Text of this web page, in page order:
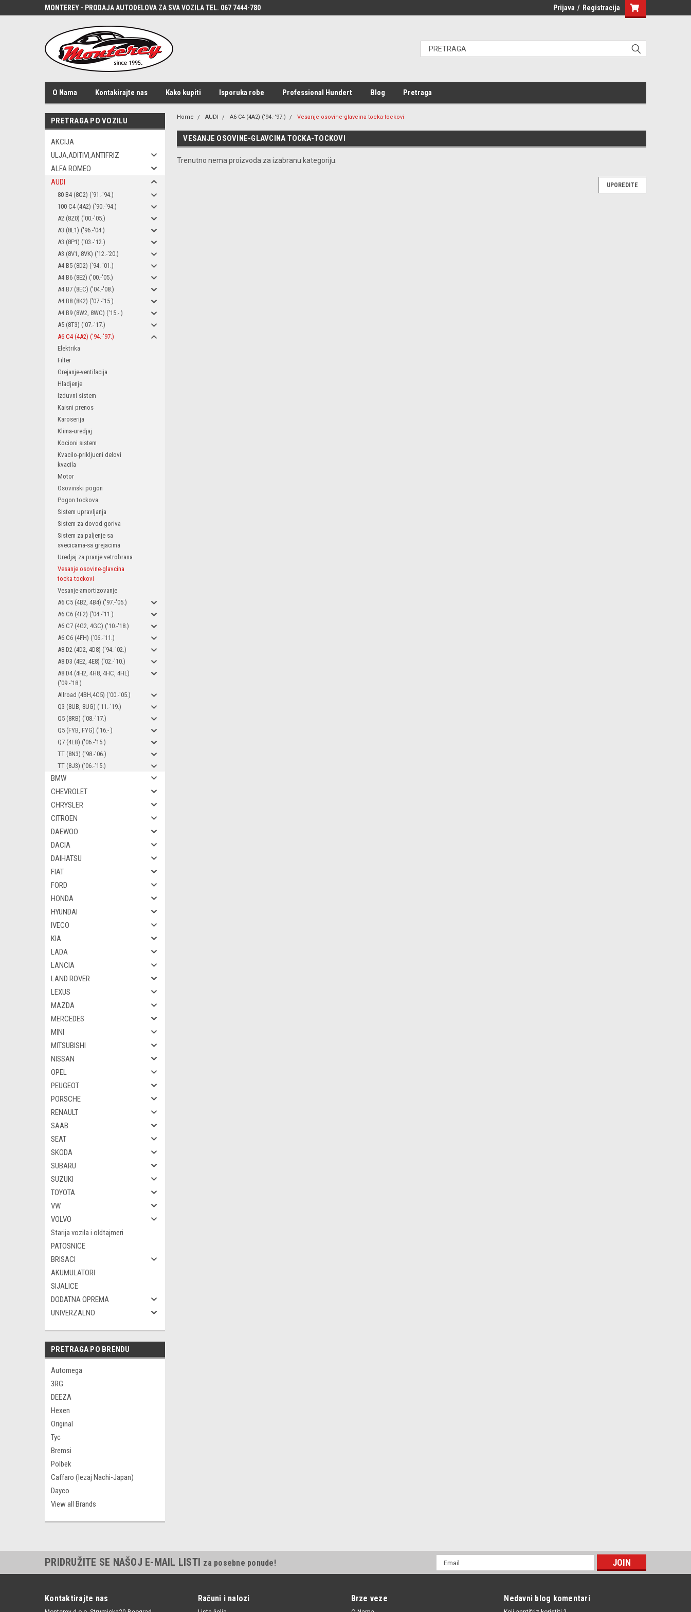
MONTEREY - PRODAJA AUTODELOVA ZA SVA VOZILA TEL. 067 7444-780 Prijava / Registracija
O Nama Kontakirajte nas Kako kupiti Isporuka robe Professional Hundert Blog Pretraga
PRETRAGA PO VOZILU
AKCIJA
ULJA,ADITIVI,ANTIFRIZ
ALFA ROMEO
AUDI
80 B4 (8C2) ('91.-'94.)
100 C4 (4A2) ('90.-'94.)
A2 (8Z0) ('00.-'05.)
A3 (8L1) ('96.-'04.)
A3 (8P1) ('03.-'12.)
A3 (8V1, 8VK) ('12.-'20.)
A4 B5 (8D2) ('94.-'01.)
A4 B6 (8E2) ('00.-'05.)
A4 B7 (8EC) ('04.-'08.)
A4 B8 (8K2) ('07.-'15.)
A4 B9 (8W2, 8WC) ('15.- )
A5 (8T3) ('07.-'17.)
A6 C4 (4A2) ('94.-'97.)
Elektrika
Filter
Grejanje-ventilacija
Hladjenje
Izduvni sistem
Kaisni prenos
Karoserija
Klima-uredjaj
Kocioni sistem
Kvacilo-prikljucni delovi
kvacila
Motor
Osovinski pogon
Pogon tockova
Sistem upravljanja
Sistem za dovod goriva
Sistem za paljenje sa
svecicama-sa grejacima
Uredjaj za pranje vetrobrana
Vesanje osovine-glavcina
tocka-tockovi
Vesanje-amortizovanje
A6 C5 (4B2, 4B4) ('97.-'05.)
A6 C6 (4F2) ('04.-'11.)
A6 C7 (4G2, 4GC) ('10.-'18.)
A6 C6 (4FH) ('06.-'11.)
A8 D2 (4D2, 4D8) ('94.-'02.)
A8 D3 (4E2, 4E8) ('02.-'10.)
A8 D4 (4H2, 4H8, 4HC, 4HL)
('09.-'18.)
Allroad (4BH,4C5) ('00.-'05.)
Q3 (8UB, 8UG) ('11.-'19.)
Q5 (8RB) ('08.-'17.)
Q5 (FYB, FYG) ('16.- )
Q7 (4LB) ('06.-'15.)
TT (8N3) ('98.-'06.)
TT (8J3) ('06.-'15.)
BMW
CHEVROLET
CHRYSLER
CITROEN
DAEWOO
DACIA
DAIHATSU
FIAT
FORD
HONDA
HYUNDAI
IVECO
KIA
LADA
LANCIA
LAND ROVER
LEXUS
MAZDA
MERCEDES
MINI
MITSUBISHI
NISSAN
OPEL
PEUGEOT
PORSCHE
RENAULT
SAAB
SEAT
SKODA
SUBARU
SUZUKI
TOYOTA
VW
VOLVO
Starija vozila i oldtajmeri
PATOSNICE
BRISACI
AKUMULATORI
SIJALICE
DODATNA OPREMA
UNIVERZALNO
PRETRAGA PO BRENDU
Automega
3RG
DEEZA
Hexen
Original
Tyc
Bremsi
Polbek
Caffaro (lezaj Nachi-Japan)
Dayco
View all Brands
Home AUDI A6 C4 (4A2) ('94.-'97.) Vesanje osovine-glavcina tocka-tockovi
VESANJE OSOVINE-GLAVCINA TOCKA-TOCKOVI
Trenutno nema proizvoda za izabranu kategoriju.
UPOREDITE
PRIDRUŽITE SE NAŠOJ E-MAIL LISTI za posebne ponude!
mail
Kontaktirajte nas Računi i nalozi Brze veze Nedavni blog komentari